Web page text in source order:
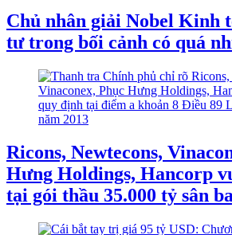
Chủ nhân giải Nobel Kinh
tư trong bối cảnh có quá
Ricons, Newtecons,
Hưng Holdings, Hancorp
tại gói thầu 35.000 tỷ sân